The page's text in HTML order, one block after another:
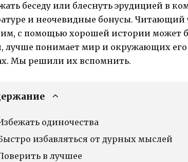
беседу или блеснуть эрудицией в
и неочевидные бонусы. Читающий
с помощью хорошей истории может
лучше понимает мир и окружающих его
Мы решили их вспомнить.
одиночества
избавляться от дурных мыслей
в лучшее